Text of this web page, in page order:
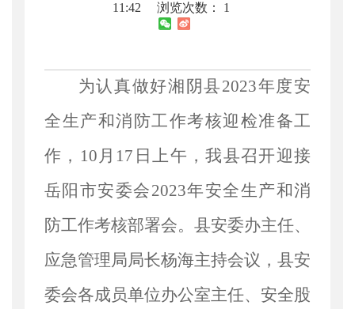
11:42
浏览次数： 1
为认真做好湘阴县2023年度安
全生产和消防工作考核迎检准备工
作， 10 月 17 日上午，我县召开迎接
岳阳市安委会2023年安全生产和消
防工作考核部署会。县安委办主任、
应急管理局局长杨海主持会议，县安
委会各成员单位办公室主任、安全股